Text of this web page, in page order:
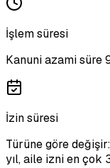
İşlem süresi
Kanuni azami süre
İzin süresi
Türüne göre
yıl, aile izni en çok